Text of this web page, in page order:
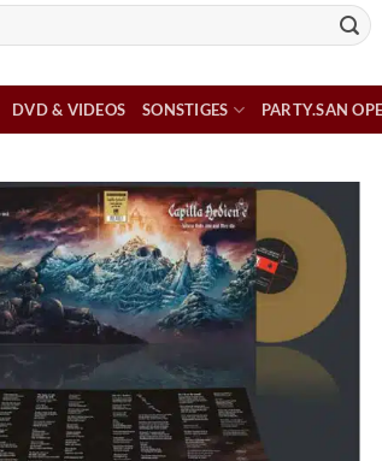
DVD & VIDEOS SONSTIGES PARTY.SAN